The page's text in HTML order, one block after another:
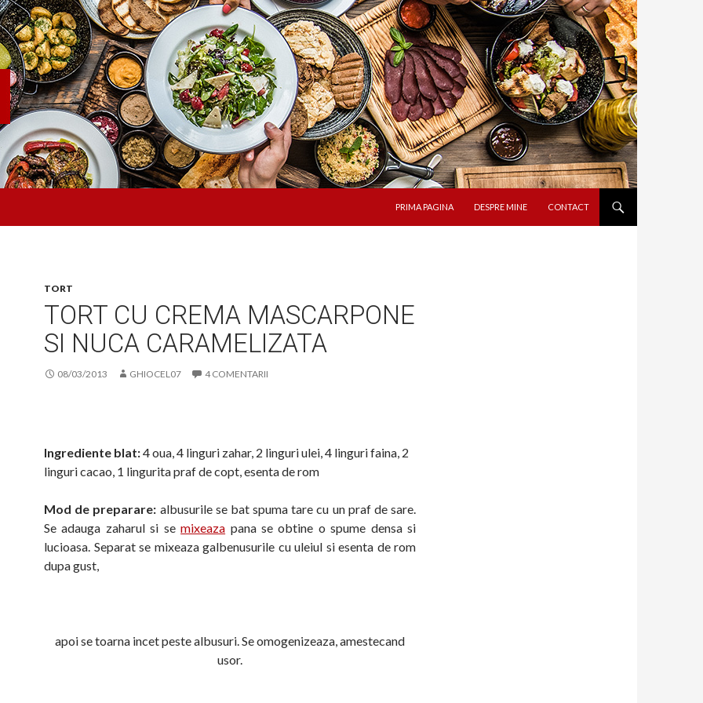
PRIMA PAGINA
DESPRE MINE CONTACT
TORT
TORT CU CREMA MASCARPONE
SI NUCA CARAMELIZATA
08/03/2013 GHIOCEL07 4 COMENTARII
Ingrediente blat:4 oua, 4 linguri zahar, 2 linguri ulei, 4 linguri faina, 2
linguri cacao, 1 lingurita praf de copt, esenta de rom
Mod de preparare: albusurile se bat spuma tare cu un praf de sare.
Se adauga zaharul si semixeaza pana se obtine o spume densa si
lucioasa. Separat se mixeaza galbenusurile cu uleiul si esenta de rom
dupa gust,
apoi se toarna incet peste albusuri. Se omogenizeaza, amestecand
usor.